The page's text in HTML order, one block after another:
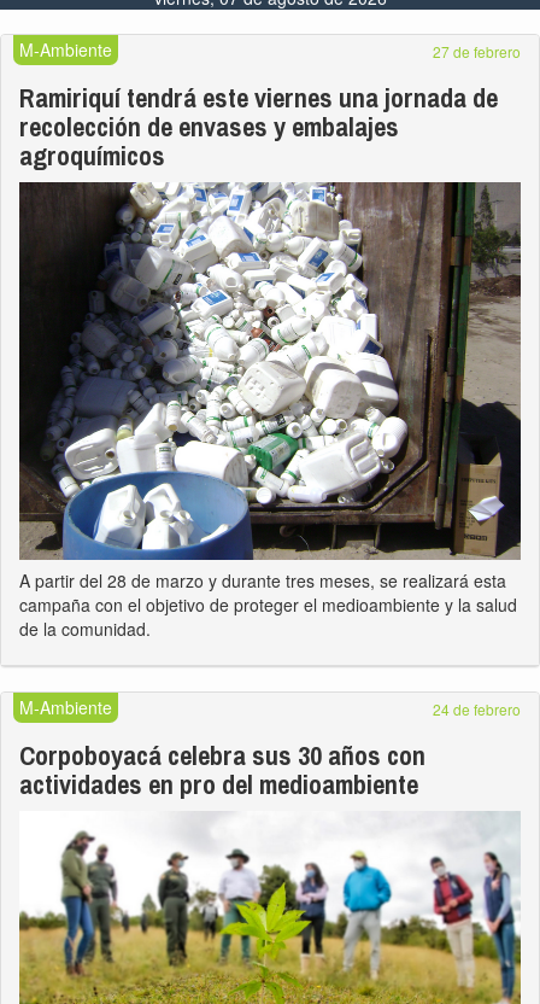
M-Ambiente 27 de febrero
Ramiriquí tendrá este viernes una jornada de
recolección de envases y embalajes
agroquímicos
A partir del 28 de marzo y durante tres meses, se realizará esta
campaña con el objetivo de proteger el medioambiente y la salud
de la comunidad.
M-Ambiente 24 de febrero
Corpoboyacá celebra sus 30 años con
actividades en pro del medioambiente